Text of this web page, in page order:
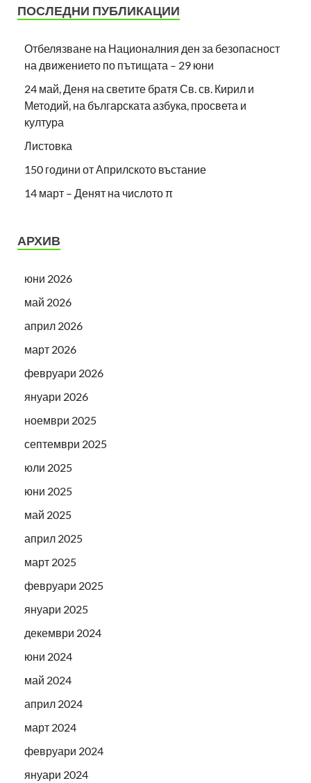
ПОСЛЕДНИ ПУБЛИКАЦИИ
Отбелязване на Националния ден за безопасност
на движението по пътищата – 29 юни
24 май, Деня на светите братя Св. св. Кирил и
Методий, на българската азбука, просвета и
култура
Листовка
150 години от Априлското въстание
14 март – Денят на числото π
АРХИВ
юни 2026
май 2026
април 2026
март 2026
февруари 2026
януари 2026
ноември 2025
септември 2025
юли 2025
юни 2025
май 2025
април 2025
март 2025
февруари 2025
януари 2025
декември 2024
юни 2024
май 2024
април 2024
март 2024
февруари 2024
януари 2024